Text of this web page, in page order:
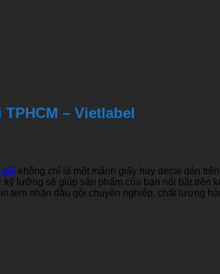
– Vietlabel
gội không chỉ là một mảnh giấy hay decal dán
lưỡng sẽ giúp sản phẩm của bạn nổi bật
tem nhãn dầu gội chuyên nghiệp, chất lượng